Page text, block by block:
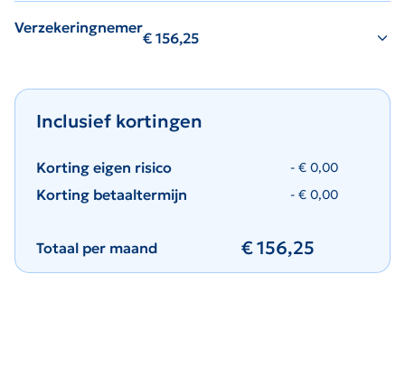
Verzekeringnemer
€ 156,25
Inclusief kortingen
Korting eigen risico - € 0,00
Korting betaaltermijn - € 0,00
Totaal per maand €156,25